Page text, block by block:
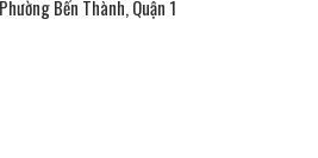
Bến Thành, Quận 1